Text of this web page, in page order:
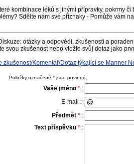
kombinace léků s jinými přípravky, pokrmy
Sdělte nám své příznaky - Pomůže vám
otázky a odpovědi, zkušenosti a
svou zkušenost nebo vložte svůj dotaz jako
zkušenost/Komentář/Dotaz týkající se Manner
Položky označené *jsou povinné.
Vaše jméno *:
E-mail :
Předmět *:
Text příspěvku *: